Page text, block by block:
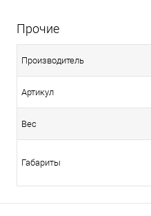
Прочие
Производитель
Артикул
Вес
Габариты